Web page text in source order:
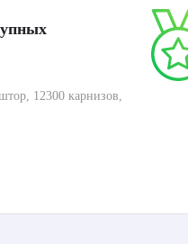
12300 карнизов,